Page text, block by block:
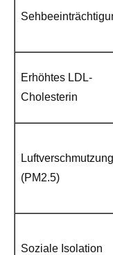
Erhöhtes LDL-
Cholesterin
Luftverschmutzung
(PM2.5)
Soziale Isolation